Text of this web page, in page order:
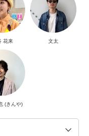
花来 文太
(きんや)